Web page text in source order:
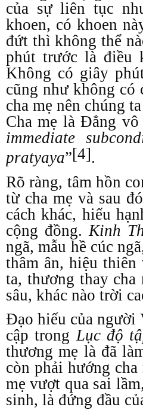
của sự liên tục
khoen, có khoen
đứt thì không thể
phút trước là điều
Không có giây
cũng như không có
cha mẹ nên chúng
Cha mẹ là Đẳng
immediate
pratyaya”[4].
Rõ ràng, tâm hồn
từ cha mẹ và sau
cách khác, hiếu
cộng đồng. Kinh
ngã, mẫu hề cúc
thâm ân, hiệu thiên
ta, thương thay cha
sâu, khác nào trời
Đạo hiếu của người
cập trongLục độ
thương mẹ là đã
còn phải hướng
mẹ vượt qua sai
sinh, là đứng đầu